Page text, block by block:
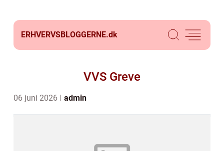
ERHVERVSBLOGGERNE.dk
VVS Greve
06 juni 2026 admin